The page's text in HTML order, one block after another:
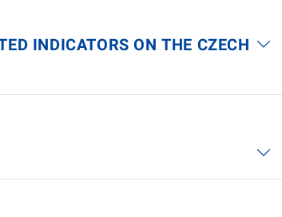
INDICATORS ON THE CZECH